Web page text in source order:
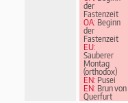
der
Fastenzeit
OA: Beginn
der
Fastenzeit
EU:
Sauberer
Montag
(orthodox)
EN: Pusei
EN: Brun von
Querfurt